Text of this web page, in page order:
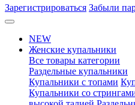
Зарегистрироваться Забыли
NEW
Женские купальники
Все товары категории
Раздельные купальники
Купальники с топами
Купальники со